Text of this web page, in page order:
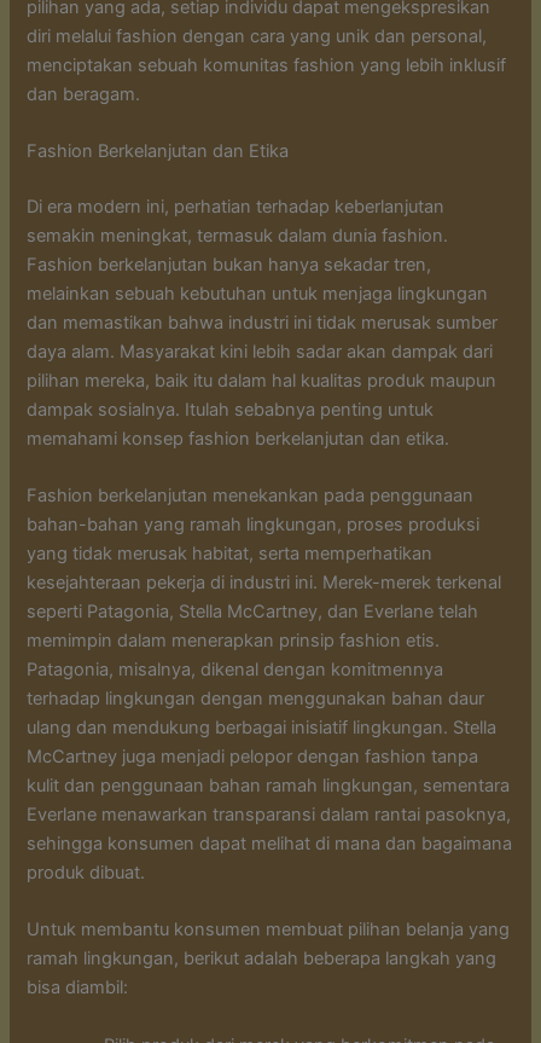
pilihan yang ada, setiap individu dapat mengekspresikan
diri melalui fashion dengan cara yang unik dan personal,
menciptakan sebuah komunitas fashion yang lebih inklusif
dan beragam.
Fashion Berkelanjutan dan Etika
Di era modern ini, perhatian terhadap keberlanjutan
semakin meningkat, termasuk dalam dunia fashion.
Fashion berkelanjutan bukan hanya sekadar tren,
melainkan sebuah kebutuhan untuk menjaga lingkungan
dan memastikan bahwa industri ini tidak merusak sumber
daya alam. Masyarakat kini lebih sadar akan dampak dari
pilihan mereka, baik itu dalam hal kualitas produk maupun
dampak sosialnya. Itulah sebabnya penting untuk
memahami konsep fashion berkelanjutan dan etika.
Fashion berkelanjutan menekankan pada penggunaan
bahan-bahan yang ramah lingkungan, proses produksi
yang tidak merusak habitat, serta memperhatikan
kesejahteraan pekerja di industri ini. Merek-merek terkenal
seperti Patagonia, Stella McCartney, dan Everlane telah
memimpin dalam menerapkan prinsip fashion etis.
Patagonia, misalnya, dikenal dengan komitmennya
terhadap lingkungan dengan menggunakan bahan daur
ulang dan mendukung berbagai inisiatif lingkungan. Stella
McCartney juga menjadi pelopor dengan fashion tanpa
kulit dan penggunaan bahan ramah lingkungan, sementara
Everlane menawarkan transparansi dalam rantai pasoknya,
sehingga konsumen dapat melihat di mana dan bagaimana
produk dibuat.
Untuk membantu konsumen membuat pilihan belanja yang
ramah lingkungan, berikut adalah beberapa langkah yang
bisa diambil: